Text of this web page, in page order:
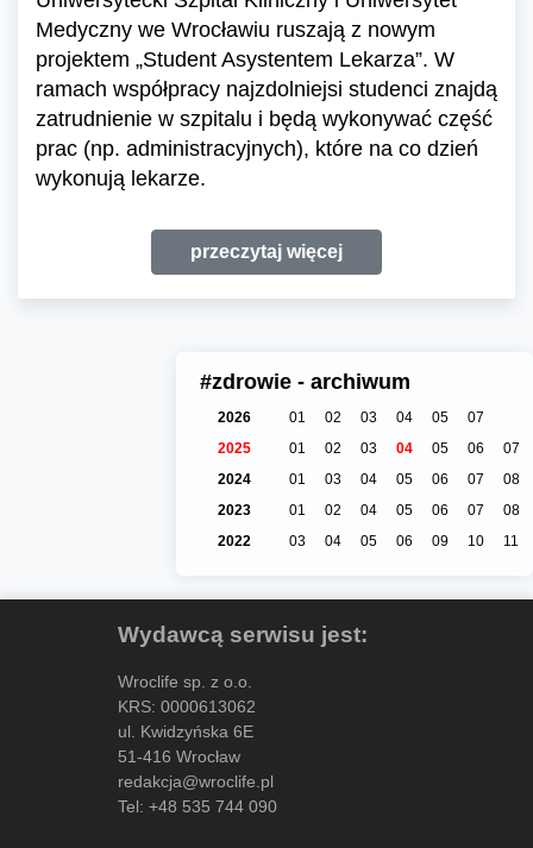
Medyczny we Wrocławiu ruszają z nowym
projektem „Student Asystentem Lekarza”. W
ramach współpracy najzdolniejsi studenci znajdą
zatrudnienie w szpitalu i będą wykonywać część
prac (np. administracyjnych), które na co dzień
wykonują lekarze.
przeczytaj więcej
#zdrowie - archiwum
2026 01 02 03 04 05
07
2025
01 02 03 04 05 06
07
2024
01 03 04 05 06 07
08
2023
01 02 04 05 06 07
08
2022
03 04 05 06 09 10 11
Wydawcą serwisu jest:
Wroclife sp. z o.o.
KRS: 0000613062
ul. Kwidzyńska 6E
51-416 Wrocław
redakcja@wroclife.pl
Tel: +48 535 744 090